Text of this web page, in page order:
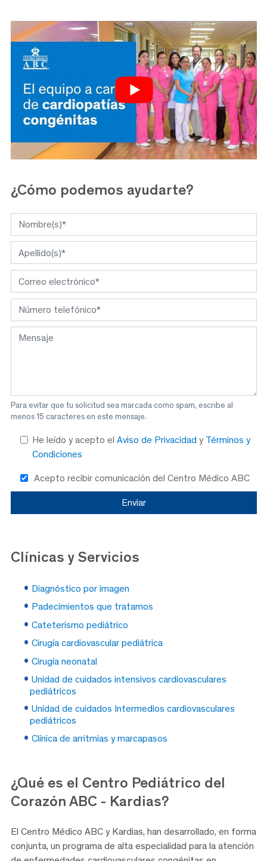
¿Cómo podemos ayudarte?
Para evitar que tu solicitud sea marcada como spam, escribe al
menos 15 caracteres en este mensaje.
He leído y acepto el Aviso de Privacidad y Términos y
Condiciones
Acepto recibir comunicación del Centro Médico ABC
Clínicas y Servicios
Diagnóstico por imagen
Padecimientos que tratamos
Cateterismo pediátrico
Cirugía cardiovascular pediátrica
Cirugía neonatal
Unidad de cuidados intensivos cardiovasculares
pediátricos
Unidad de cuidados Intermedios cardiovasculares
pediátricos
Clínica de arritmias y marcapasos
¿Qué es el Centro Pediátrico del
Corazón ABC - Kardias?
El Centro Médico ABC y Kardias, han desarrollado, en forma
conjunta, un programa de alta especialidad para la atención